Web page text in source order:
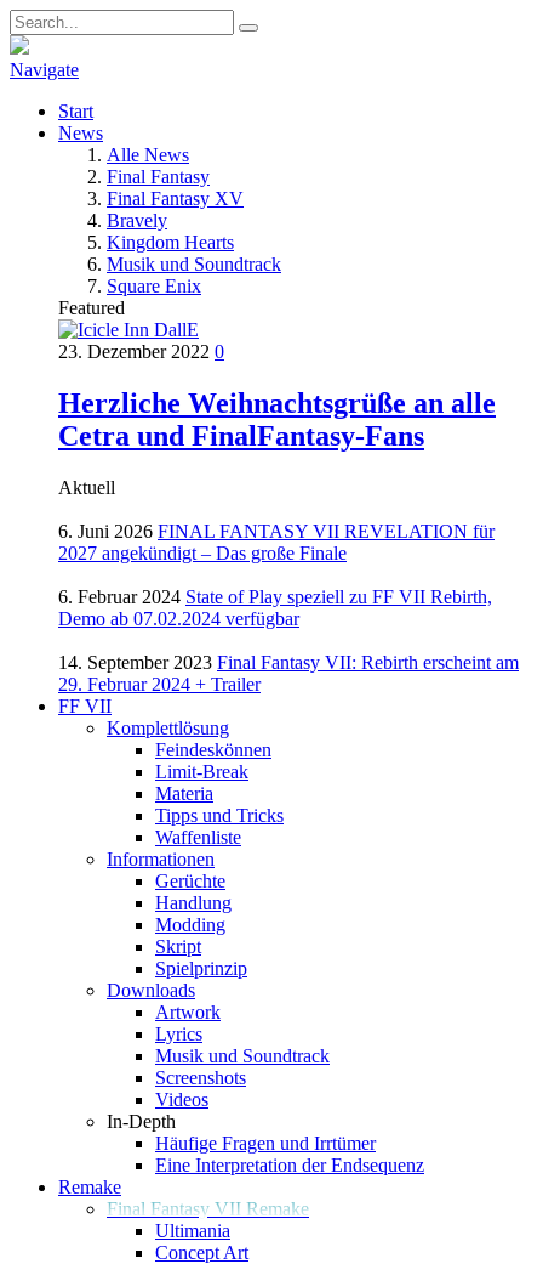
Navigate
Start
News
Alle News
Final Fantasy
Final Fantasy XV
Bravely
Kingdom Hearts
Musik und Soundtrack
Square Enix
Featured
23. Dezember 2022 0
Herzliche Weihnachtsgrüße an alle
Cetra und FinalFantasy-Fans
Aktuell
6. Juni 2026 FINAL FANTASY VII REVELATION für
2027 angekündigt – Das große Finale
6. Februar 2024 State of Play speziell zu FF VII Rebirth,
Demo ab 07.02.2024 verfügbar
14. September 2023 Final Fantasy VII: Rebirth erscheint am
29. Februar 2024 + Trailer
FF VII
Komplettlösung
Feindeskönnen
Limit-Break
Materia
Tipps und Tricks
Waffenliste
Informationen
Gerüchte
Handlung
Modding
Skript
Spielprinzip
Downloads
Artwork
Lyrics
Musik und Soundtrack
Screenshots
Videos
In-Depth
Häufige Fragen und Irrtümer
Eine Interpretation der Endsequenz
Remake
Final Fantasy VII Remake
Ultimania
Concept Art